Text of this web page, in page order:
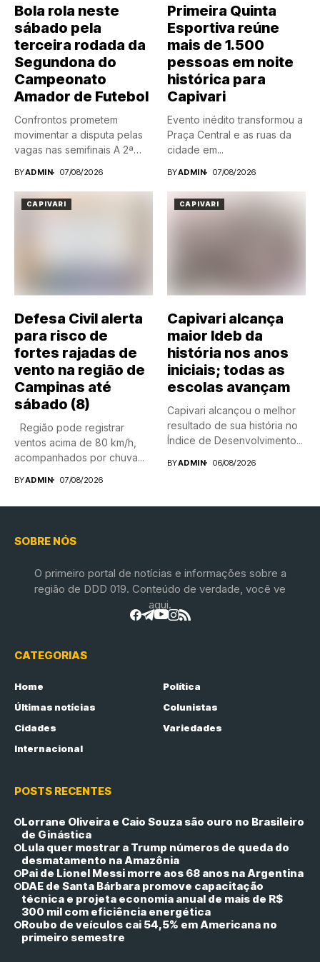
Bola rola neste
sábado pela
terceira rodada da
Segundona do
Campeonato
Amador de Futebol
Confrontos prometem
movimentar a disputa pelas
vagas nas semifinais A 2ª
BYADMIN 07/08/2026
Primeira Quinta
Esportiva reúne
mais de 1.500
pessoas em noite
histórica para
Capivari
Evento inédito transformou a
Praça Central e as ruas da
cidade em...
BYADMIN 07/08/2026
CAPIVARI
Defesa Civil alerta
para risco de
fortes rajadas de
vento na região de
Campinas até
sábado (8)
Região pode registrar
ventos acima de 80 km/h,
acompanhados por chuva...
BYADMIN 07/08/2026
CAPIVARI
Capivari alcança
maior Ideb da
história nos anos
iniciais; todas as
escolas avançam
Capivari alcançou o melhor
resultado de sua história no
Índice de Desenvolvimento...
BYADMIN 06/08/2026
SOBRE NÓS
O primeiro portal de notícias e informações sobre a
região de DDD 019. Conteúdo de verdade, você ve
aqui.
CATEGORIAS
Home
Política
Últimas notícias
Colunistas
Cidades
Variedades
Internacional
POSTS RECENTES
Lorrane Oliveira e Caio Souza são ouro no Brasileiro
de Ginástica
Lula quer mostrar a Trump números de queda do
desmatamento na Amazônia
Pai de Lionel Messi morre aos 68 anos na Argentina
DAE de Santa Bárbara promove capacitação
técnica e projeta economia anual de mais de R$
300 mil com eficiência energética
Roubo de veículos cai 54,5% em Americana no
primeiro semestre